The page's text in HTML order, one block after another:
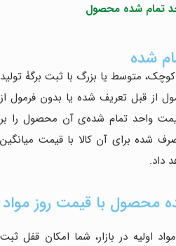
شده
متوسط یا بزرگ با ثبت برگۀ تولید
از قبل تعریف شده یا بدون فرمول از
واحد تمام شده‌ی آن محصول را بر
شده برای آن کالا با قیمت میانگین
داد.
محصول با قیمت روز مواد
اولیه در بازار، شما امکان قفل ثبت